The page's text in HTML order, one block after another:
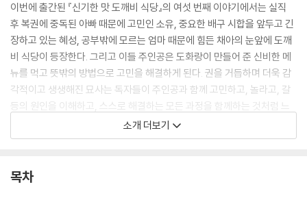
이번에 출간된 『신기한 맛 도깨비 식당』의 여섯 번째 이야기에서는 실직
후 복권에 중독된 아빠 때문에 고민인 소유, 중요한 배구 시합을 앞두고 긴
장하고 있는 혜성, 공부밖에 모르는 엄마 때문에 힘든 채아의 눈앞에 도깨
비 식당이 등장한다. 그리고 이들 주인공은 도화랑이 만들어 준 신비한 메
뉴를 먹고 뜻밖의 방법으로 고민을 해결하게 된다. 권을 거듭하며 더욱 감
각적이고 생생해진 묘사는 독자들이 주인공과 함께 고민하고, 놀라고, 갈
등의 원인을 이해하고, 스스로 해결하는 모든 과정을 함께하는 것처럼 느
끼게 해 준다. 또한 책 뒤에 ‘외전’처럼 만화 형식으로 조금씩 연재되는 ‘도
화랑의 비밀’ 편은 어린이들의 궁금증을 자아내면서 상상력을 발휘하게 해
소개 더보기
목차